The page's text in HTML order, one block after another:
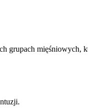
grupach mięśniowych,